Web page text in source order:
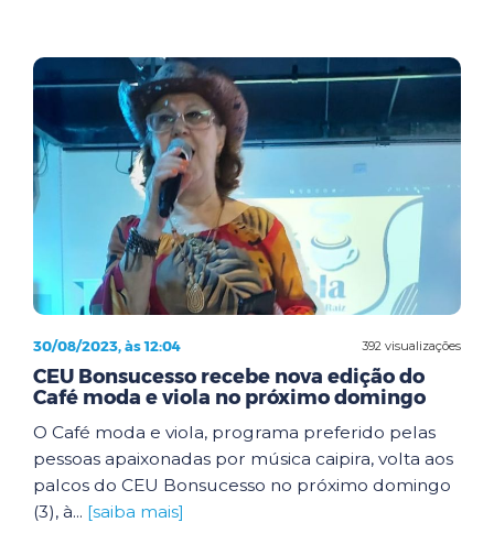
392 visualizações
30/08/2023, às 12:04
CEU Bonsucesso recebe nova edição do
Café moda e viola no próximo domingo
O Café moda e viola, programa preferido pelas
pessoas apaixonadas por música caipira, volta aos
palcos do CEU Bonsucesso no próximo domingo
(3), à... [saiba mais]